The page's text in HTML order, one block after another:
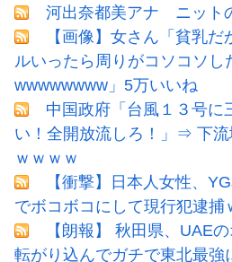
河出奈都美アナ ニット
【画像】女さん「貧乳
ルいったら周りがコソコソし
wwwwwwww」5万いいね
中国政府「台風１３号に
い！全開放流しろ！」⇒ 下流
ｗｗｗｗ
【衝撃】日本人女性、
でボコボコにして現行犯逮捕
【朗報】 秋田県、UAE
転がり込んでガチで東北最強